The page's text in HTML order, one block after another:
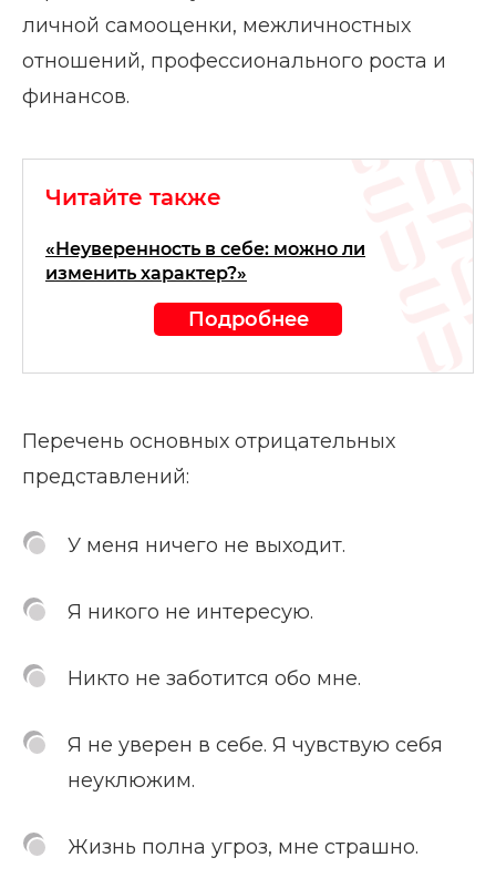
личной самооценки, межличностных
отношений, профессионального роста и
финансов.
Читайте также
«Неуверенность в себе: можно ли
изменить характер?»
Подробнее
Перечень основных отрицательных
представлений:
У меня ничего не выходит.
Я никого не интересую.
Никто не заботится обо мне.
Я не уверен в себе. Я чувствую себя
неуклюжим.
Жизнь полна угроз, мне страшно.